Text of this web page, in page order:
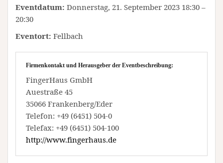
Eventdatum: Donnerstag, 21. September 2023 18:30 –
20:30
Eventort: Fellbach
Firmenkontakt und Herausgeber der Eventbeschreibung:
FingerHaus GmbH
Auestraße 45
35066 Frankenberg/Eder
Telefon: +49 (6451) 504-0
Telefax: +49 (6451) 504-100
http://www.fingerhaus.de